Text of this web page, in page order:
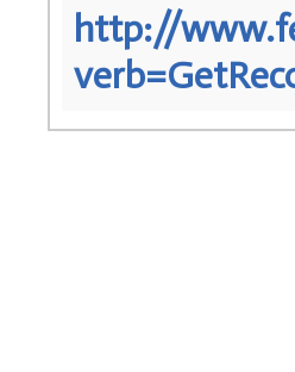
http://